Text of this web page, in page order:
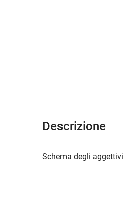
Descrizione
Schema degli